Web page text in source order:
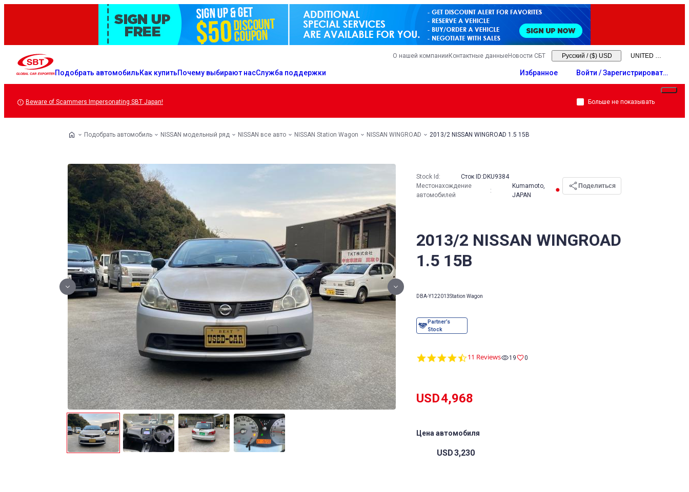
Подобрать автомобильКак купитьПочему выбирают насСлужба поддержки
О нашей компанииКонтактные данныеНовости СБТ Русский / ($) USD
Избранное
Войти / Зарегистрировать
ся
Beware of Scammers Impersonating SBT Japan! Больше не показывать
Подобрать автомобиль NISSAN модельный ряд NISSAN все авто NISSAN Station Wagon NISSAN WINGROAD 2013/2 NISSAN WINGROAD 1.5 15B
2013/2 NISSAN WINGROAD
1.5 15B
DBA-Y122013Station Wagon
Stock Id: Сток ID: DKU9384
Местонахождение
автомобилей
:
Kumamoto,
JAPAN
Поделиться
4.6
11 Reviews 19 0
USD4,968
Цена автомобиля
USD3,230